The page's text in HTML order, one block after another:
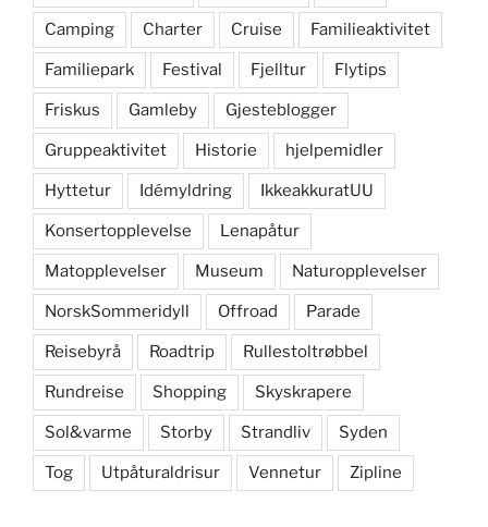
Camping Charter Cruise Familieaktivitet
Familiepark Festival Fjelltur Flytips
Friskus Gamleby Gjesteblogger
Gruppeaktivitet Historie hjelpemidler
Hyttetur Idémyldring IkkeakkuratUU
Konsertopplevelse Lenapåtur
Matopplevelser Museum Naturopplevelser
NorskSommeridyll Offroad Parade
Reisebyrå Roadtrip Rullestoltrøbbel
Rundreise Shopping Skyskrapere
Sol&varme Storby Strandliv Syden
Tog Utpåturaldrisur Vennetur Zipline